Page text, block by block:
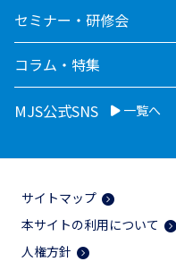
セミナー・研修会
コラム・特集
MJS公式SNS 一覧へ
サイトマップ
本サイトの利用について
人権方針